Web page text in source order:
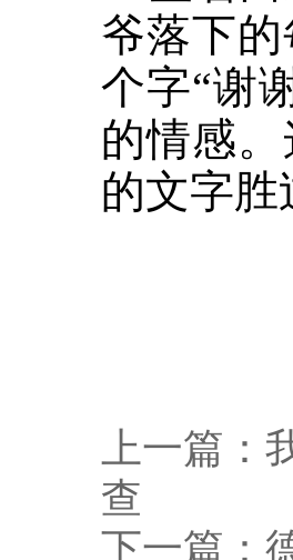
爷落下
个字“谢
的情感
的文字
上一篇
查
下一篇：